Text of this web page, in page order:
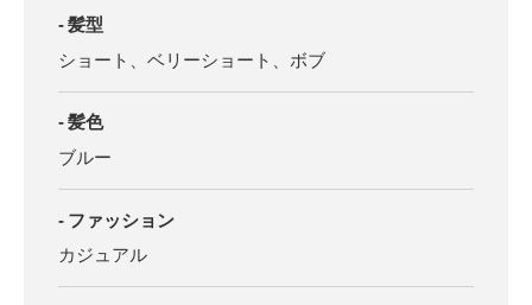
髪型
ショート、ベリーショート、ボブ
髪色
ブルー
ファッション
カジュアル